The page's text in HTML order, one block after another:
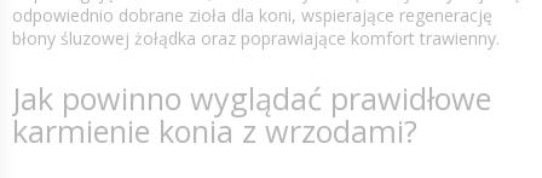
odpowiednio dobrane zioła dla koni, wspierające regenerację
błony śluzowej żołądka oraz poprawiające komfort trawienny.
Jak powinno wyglądać prawidłowe
karmienie konia z wrzodami?